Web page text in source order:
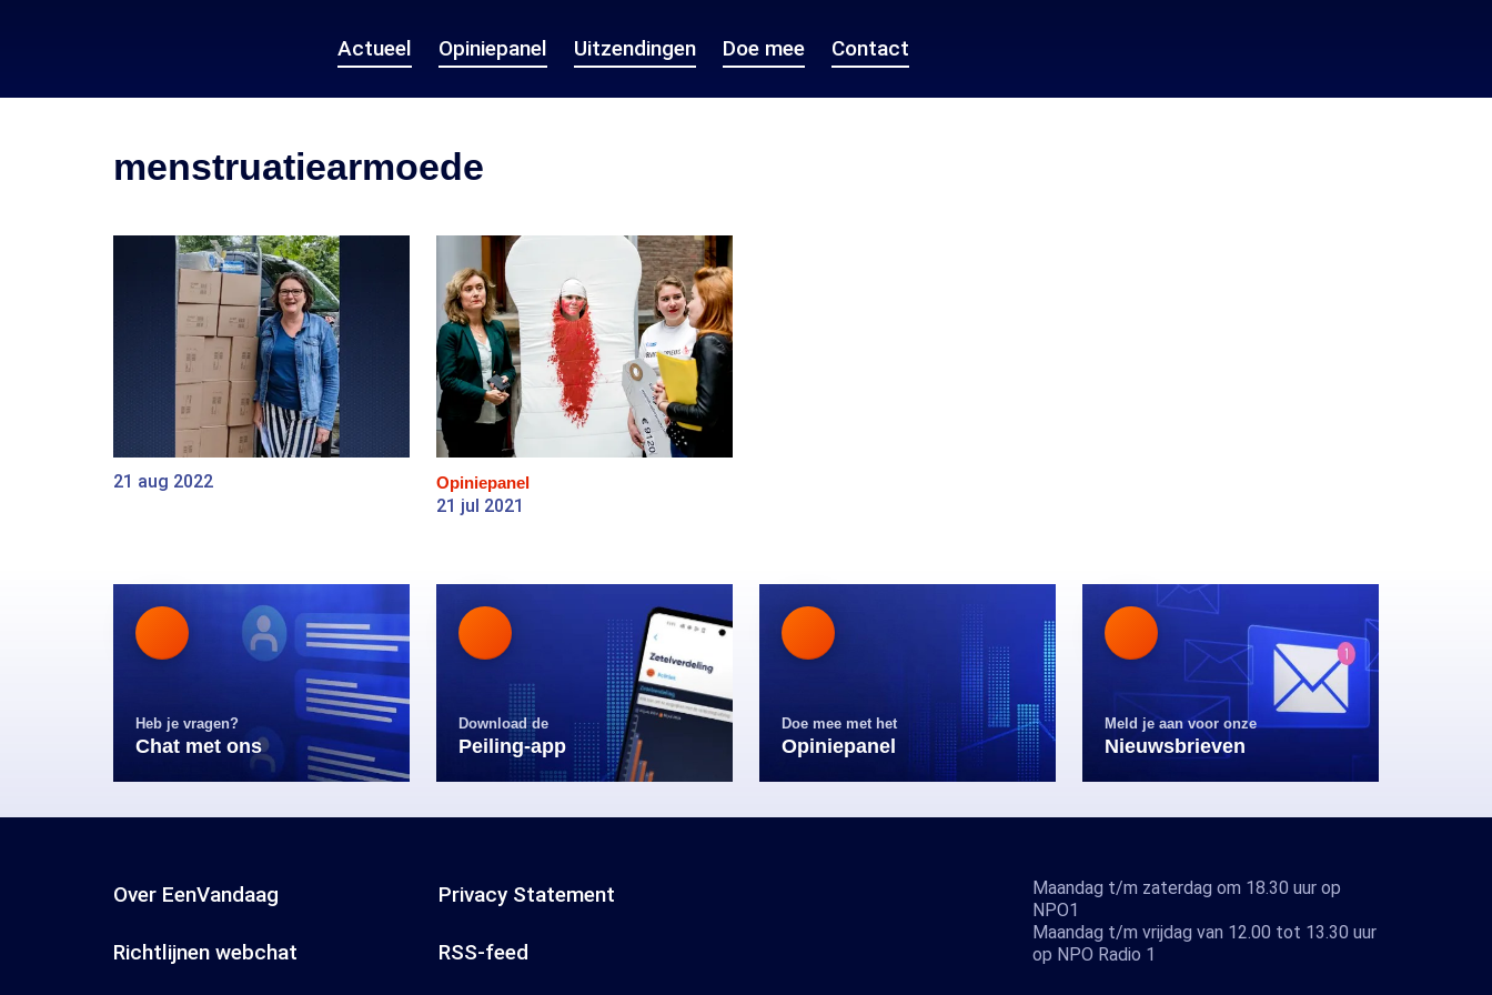
Actueel Opiniepanel Uitzendingen Doe mee Contact
menstruatiearmoede
21 aug 2022 Opiniepanel
21 jul 2021
Heb je vragen?
Chat met ons
Download de
Peiling-app
Doe mee met het
Opiniepanel
Meld je aan voor onze
Nieuwsbrieven
Over EenVandaag Privacy Statement
Richtlijnen webchat RSS-feed
Maandag t/m zaterdag om 18.30 uur op
NPO1
Maandag t/m vrijdag van 12.00 tot 13.30 uur
op NPO Radio 1